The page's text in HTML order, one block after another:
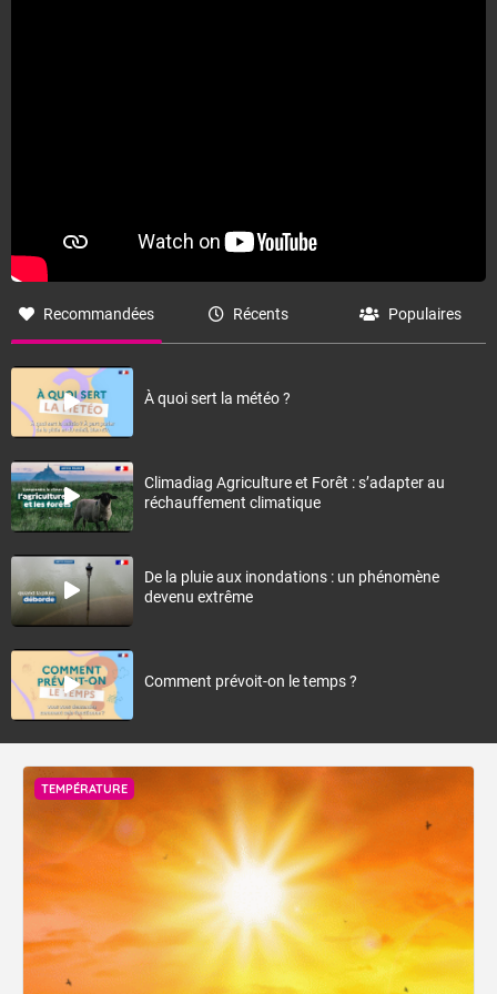
Recommandées Récents Populaires
À quoi sert la météo ?
Climadiag Agriculture et Forêt : s’adapter au
réchauffement climatique
De la pluie aux inondations : un phénomène
devenu extrême
Comment prévoit-on le temps ?
TEMPÉRATURE